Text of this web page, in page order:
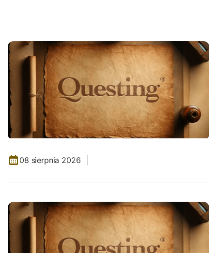
08 sierpnia 2026